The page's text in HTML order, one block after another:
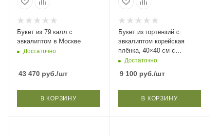
Букет из 79 калл с
эвкалиптом в Москве
Достаточно
43 470 руб./шт
В КОРЗИНУ
Букет из гортензий с
эвкалиптом корейская
плёнка, 40×40 см с
доставкой по Москве
Достаточно
9 100руб./шт
В КОРЗИНУ